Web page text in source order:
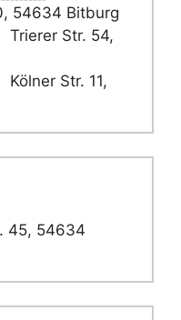
54634 Bitburg
Trierer Str. 54,
Kölner Str. 11,
45, 54634